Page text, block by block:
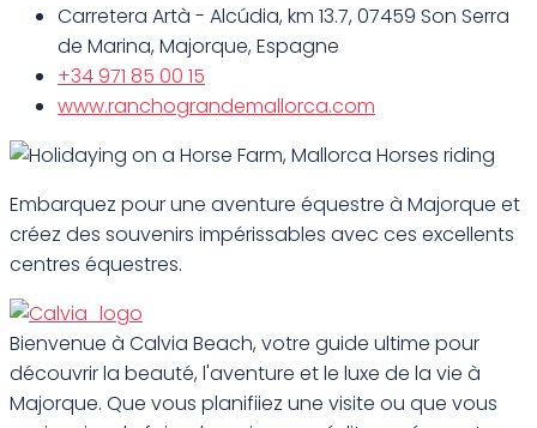
Carretera Artà - Alcúdia, km 13.7, 07459 Son Serra
de Marina, Majorque, Espagne
+34 971 85 00 15
www.ranchograndemallorca.com
Embarquez pour une aventure équestre à Majorque et
créez des souvenirs impérissables avec ces excellents
centres équestres.
Bienvenue à Calvia Beach, votre guide ultime pour
découvrir la beauté, l'aventure et le luxe de la vie à
Majorque. Que vous planifiiez une visite ou que vous